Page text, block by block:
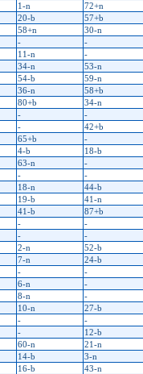
1-n 72+n
20-b 57+b
58+n 30-n
- -
11-n -
34-n 53-n
54-b 59-n
36-n 58+b
80+b 34-n
- -
- 42+b
65+b -
4-b 18-b
63-n -
- -
18-n 44-b
19-b 41-n
41-b 87+b
- -
- -
2-n 52-b
7-n 24-b
- -
6-n -
8-n -
10-n 27-b
- -
- 12-b
60-n 21-n
14-b 3-n
16-b 43-n